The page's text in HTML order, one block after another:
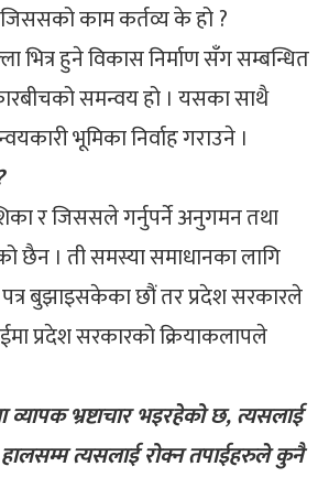
काम कर्तव्य के हो ?
भित्र हुने विकास निर्माण सँग सम्बन्धित
समन्वय हो । यसका साथै
भूमिका निर्वाह गराउने ।
र जिससले गर्नुपर्ने अनुगमन तथा
छैन । ती समस्या समाधानका लागि
बुझाइसकेका छौं तर प्रदेश सरकारले
प्रदेश सरकारको क्रियाकलापले
भ्रष्टाचार भइरहेको छ, त्यसलाई
त्यसलाई रोक्न तपाईहरुले कुनै